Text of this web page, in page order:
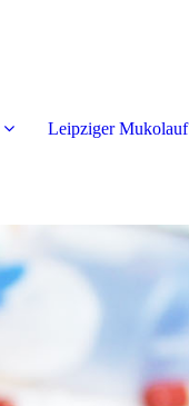
Leipziger Mukolauf